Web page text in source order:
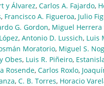
y Álvarez, Carlos A. Fajardo,
, Francisco A. Figueroa, Julio
G. Gordon, Miguel Herrera
, Antonio D. Lussich, Luis
Moratorio, Miguel S.
Obes, Luis R. Piñeiro,
Rosende, Carlos Roxlo,
, C. B. Torres, Horacio